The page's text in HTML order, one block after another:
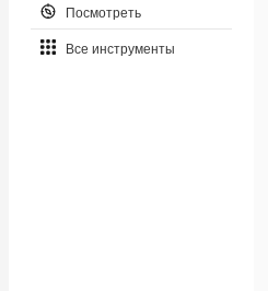
Посмотреть
Все инструменты